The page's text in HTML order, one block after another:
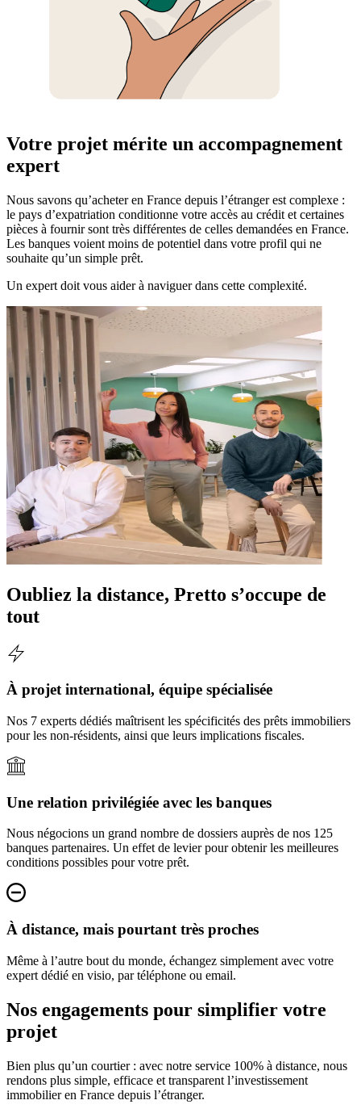
Votre projet mérite un accompagnement
expert
Nous savons qu’acheter en France depuis l’étranger est complexe :
le pays d’expatriation conditionne votre accès au crédit et certaines
pièces à fournir sont très différentes de celles demandées en France.
Les banques voient moins de potentiel dans votre profil qui ne
souhaite qu’un simple prêt.
Un expert doit vous aider à naviguer dans cette complexité.
Oubliez la distance, Pretto s’occupe de
tout
À projet international, équipe spécialisée
Nos 7 experts dédiés maîtrisent les spécificités des prêts immobiliers
pour les non-résidents, ainsi que leurs implications fiscales.
Une relation privilégiée avec les banques
Nous négocions un grand nombre de dossiers auprès de nos 125
banques partenaires. Un effet de levier pour obtenir les meilleures
conditions possibles pour votre prêt.
À distance, mais pourtant très proches
Même à l’autre bout du monde, échangez simplement avec votre
expert dédié en visio, par téléphone ou email.
Nos engagements pour simplifier votre
projet
Bien plus qu’un courtier : avec notre service 100% à distance, nous
rendons plus simple, efficace et transparent l’investissement
immobilier en France depuis l’étranger.